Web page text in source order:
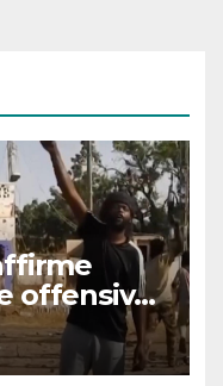
offensive